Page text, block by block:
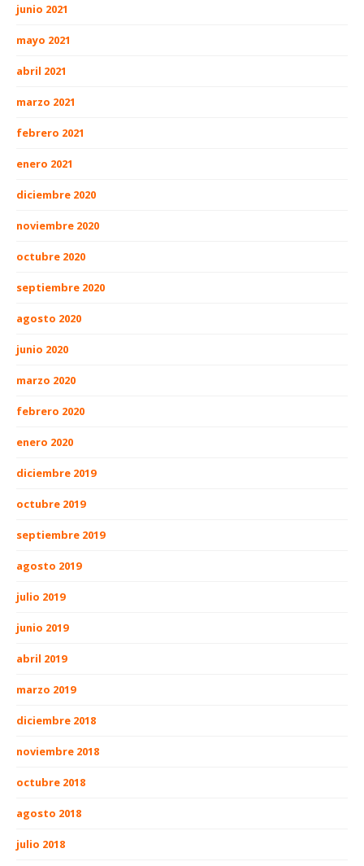
junio 2021
mayo 2021
abril 2021
marzo 2021
febrero 2021
enero 2021
diciembre 2020
noviembre 2020
octubre 2020
septiembre 2020
agosto 2020
junio 2020
marzo 2020
febrero 2020
enero 2020
diciembre 2019
octubre 2019
septiembre 2019
agosto 2019
julio 2019
junio 2019
abril 2019
marzo 2019
diciembre 2018
noviembre 2018
octubre 2018
agosto 2018
julio 2018